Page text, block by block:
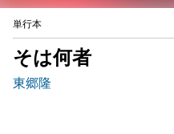
単行本
そは何者
東郷隆